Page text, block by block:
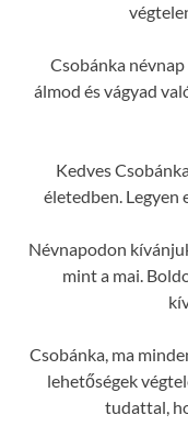
Csobánka
álmod és vágyad
Kedves
életedben. Legyen
Névnapodon
mint a mai.
Csobánka, ma
lehetőségek
tudattal,